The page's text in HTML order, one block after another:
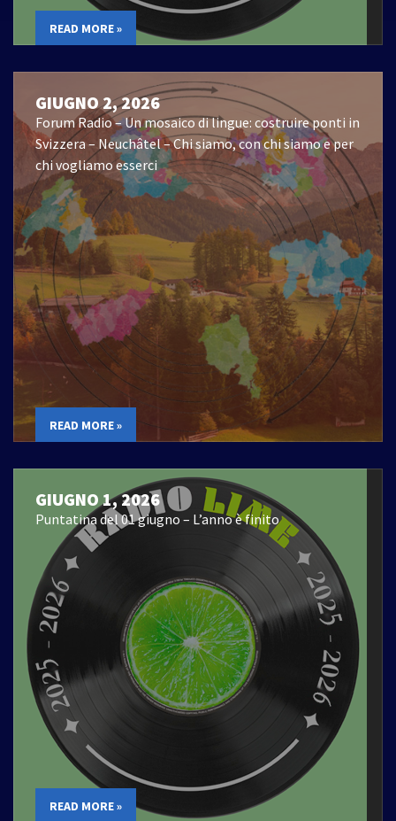
READ MORE »
GIUGNO 2, 2026
Forum Radio – Un mosaico di lingue: costruire ponti in
Svizzera – Neuchâtel – Chi siamo, con chi siamo e per
chi vogliamo esserci
READ MORE »
GIUGNO 1, 2026
Puntatina del 01 giugno – L’anno è finito
READ MORE »